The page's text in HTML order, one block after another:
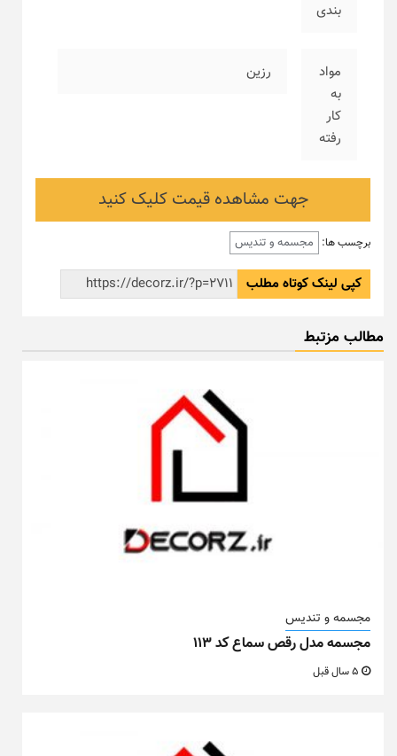
بندی
مواد
به
کار
رفته
رزین
جهت مشاهده قیمت کلیک کنید
برچسب ها: مجسمه و تندیس
کپی لینک کوتاه مطلب
مطالب مزتبط
مجسمه و تندیس
مجسمه مدل رقص سماع کد ۱۱۳